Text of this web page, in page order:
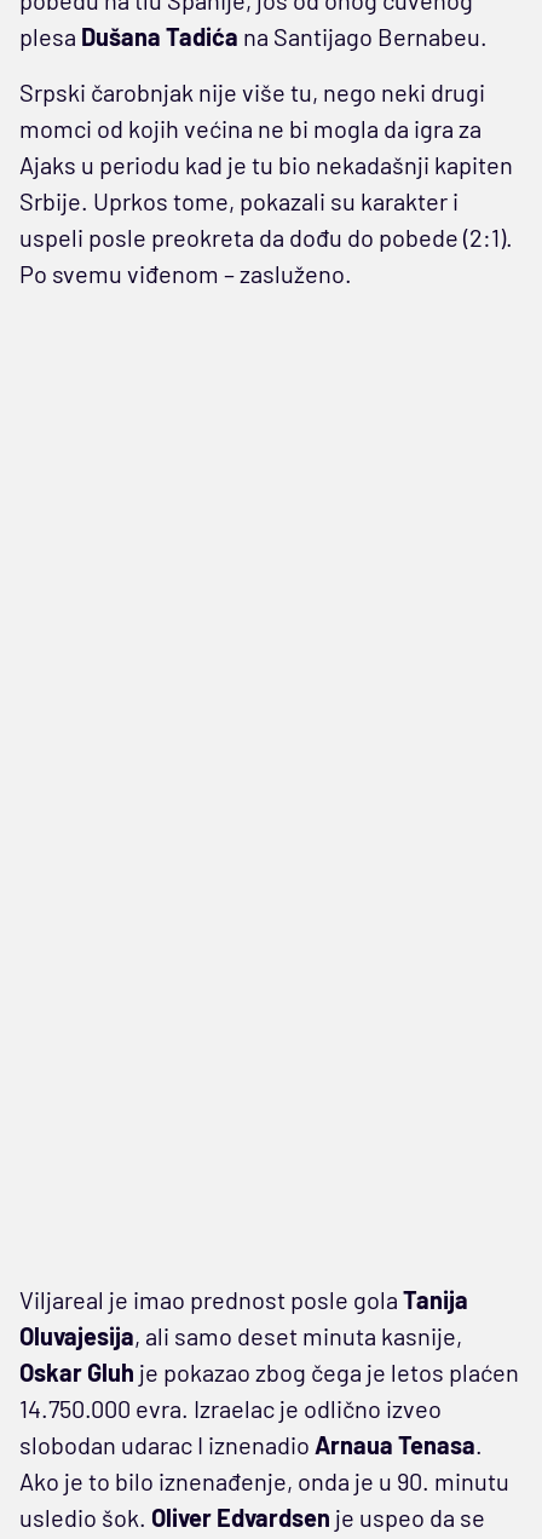
plesa Dušana Tadića na Santijago Bernabeu.
Srpski čarobnjak nije više tu, nego neki drugi
momci od kojih većina ne bi mogla da igra za
Ajaks u periodu kad je tu bio nekadašnji kapiten
Srbije. Uprkos tome, pokazali su karakter i
uspeli posle preokreta da dođu do pobede (2:1).
Po svemu viđenom – zasluženo.
Viljareal je imao prednost posle gola Tanija
Oluvajesija, ali samo deset minuta kasnije,
Oskar Gluh je pokazao zbog čega je letos plaćen
14.750.000 evra. Izraelac je odlično izveo
slobodan udarac I iznenadio Arnaua Tenasa.
Ako je to bilo iznenađenje, onda je u 90. minutu
usledio šok. Oliver Edvardsen je uspeo da se